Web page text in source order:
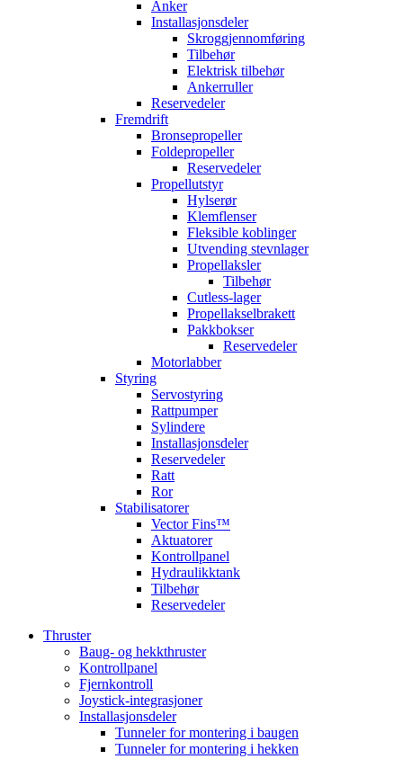
Anker
Installasjonsdeler
Skroggjennomføring
Tilbehør
Elektrisk tilbehør
Ankerruller
Reservedeler
Fremdrift
Bronsepropeller
Foldepropeller
Reservedeler
Propellutstyr
Hylserør
Klemflenser
Fleksible koblinger
Utvending stevnlager
Propellaksler
Tilbehør
Cutless-lager
Propellakselbrakett
Pakkbokser
Reservedeler
Motorlabber
Styring
Servostyring
Rattpumper
Sylindere
Installasjonsdeler
Reservedeler
Ratt
Ror
Stabilisatorer
Vector Fins™
Aktuatorer
Kontrollpanel
Hydraulikktank
Tilbehør
Reservedeler
Thruster
Baug- og hekkthruster
Kontrollpanel
Fjernkontroll
Joystick-integrasjoner
Installasjonsdeler
Tunneler for montering i baugen
Tunneler for montering i hekken